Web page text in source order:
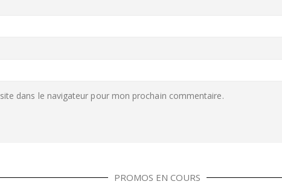
dans le navigateur pour mon prochain commentaire.
PROMOS EN COURS